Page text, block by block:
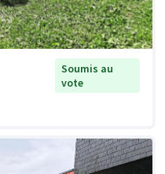
Soumis au
vote